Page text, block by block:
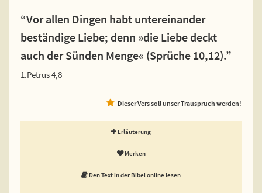
“Vor allen Dingen habt untereinander
beständige Liebe; denn »die Liebe deckt
auch der Sünden Menge« (Sprüche 10,12).”
1.Petrus 4,8
Dieser Vers soll unser Trauspruch werden!
Erläuterung
Merken
Den Text in der Bibel online lesen